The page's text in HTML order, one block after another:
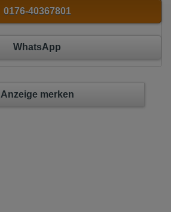
0176-40367801
WhatsApp
Anzeige merken